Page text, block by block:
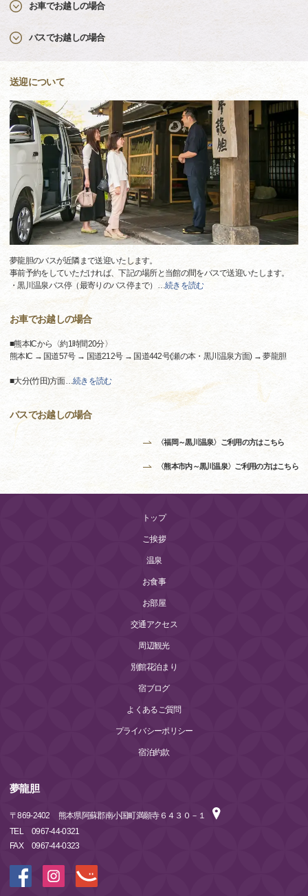
お車でお越しの場合
バスでお越しの場合
送迎について
夢龍胆のバスが近隣まで送迎いたします。
事前予約をしていただければ、下記の場所と当館の間をバスで送迎いたします。
・黒川温泉バス停（最寄りのバス停まで） …続きを読む
お車でお越しの場合
■熊本ICから〈約1時間20分〉
熊本IC → 国道57号 → 国道212号 → 国道442号(瀬の本・黒川温泉方面) → 夢龍胆
■大分(竹田)方面…続きを読む
バスでお越しの場合
〈福岡～黒川温泉〉ご利用の方はこちら
〈熊本市内～黒川温泉〉ご利用の方はこちら
トップ
ご挨拶
温泉
お食事
お部屋
交通アクセス
周辺観光
別館花泊まり
宿ブログ
よくあるご質問
プライバシーポリシー
宿泊約款
夢龍胆
〒869-2402
熊本県阿蘇郡南小国町満願寺６４３０－１
TEL
0967-44-0321
FAX
0967-44-0323